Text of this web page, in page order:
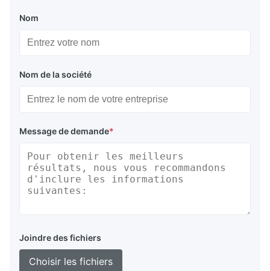
Nom
Nom de la société
Message de demande*
Joindre des fichiers
Choisir les fichiers